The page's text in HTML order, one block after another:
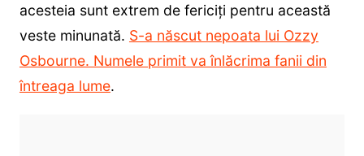
acesteia sunt extrem de fericiți pentru această
veste minunată. S-a născut nepoata lui Ozzy
Osbourne. Numele primit va înlăcrima fanii din
întreaga lume.